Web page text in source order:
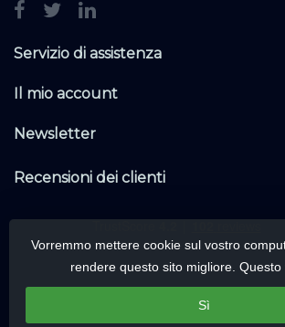
Servizio di assistenza
Il mio account
Newsletter
Recensioni dei clienti
Vorremmo mettere cookie sul vostro
rendere questo sito migliore.
Sì